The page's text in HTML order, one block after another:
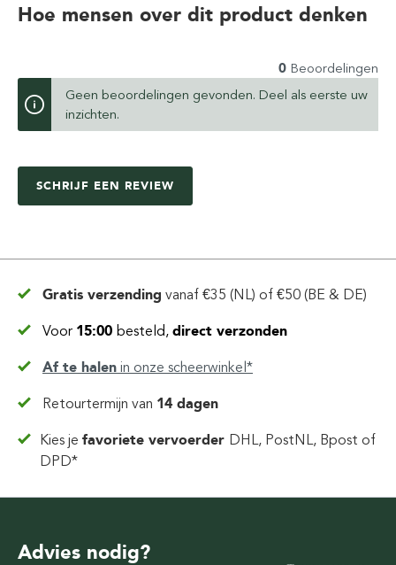
Hoe mensen over dit product denken
0 Beoordelingen
Geen beoordelingen gevonden. Deel als eerste uw
inzichten.
SCHRIJF EEN REVIEW
Gratis verzending vanaf €35 (NL) of €50 (BE & DE)
Voor 15:00 besteld, direct verzonden
Af te halen in onze scheerwinkel*
Retourtermijn van 14 dagen
Kies jefavoriete vervoerder DHL, PostNL, Bpost of
DPD*
Advies nodig?